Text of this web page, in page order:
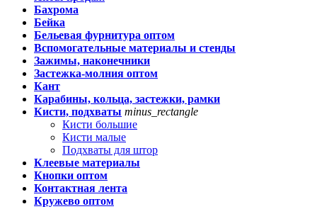
Бахрома
Бейка
Бельевая фурнитура оптом
Вспомогательные материалы и стенды
Зажимы, наконечники
Застежка-молния оптом
Кант
Карабины, кольца, застежки, рамки
Кисти, подхваты minus_rectangle
Кисти большие
Кисти малые
Подхваты для штор
Клеевые материалы
Кнопки оптом
Контактная лента
Кружево оптом